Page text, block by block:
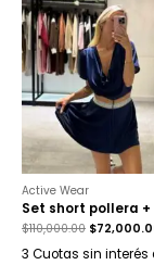
Active Wear
Set short pollera +
$110,000.00 $
3 Cuotas sin interés